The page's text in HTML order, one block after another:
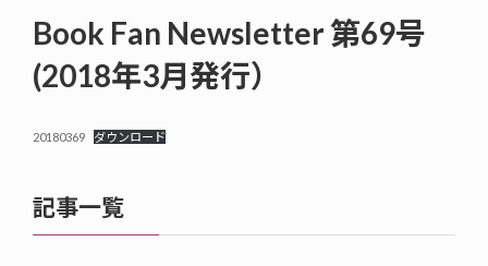
Book Fan Newsletter 第69号
(2018年3月発行）
20180369 ダウンロード
記事一覧